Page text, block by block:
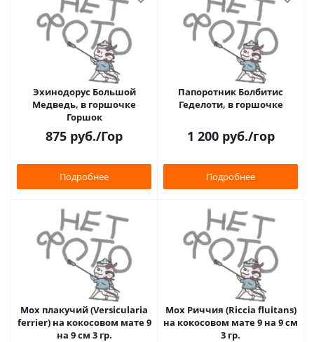
Эхинодорус Большой
Медведь, в горшочке
Горшок
875 руб./Гор
Подробнее
Папоротник Болбитис
Геделоти, в горшочке
1 200руб./гор
Подробнее
Мох плакучий (Versicularia
ferrier) на кокосовом мате 9
на 9 см 3 гр.
Мох Риччия (Riccia fluitans)
на кокосовом мате 9 на 9 см
3 гр.